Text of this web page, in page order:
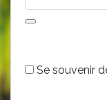
Alternative:
Se souvenir